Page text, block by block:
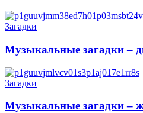
Загадки
Музыкальные загадки –
Загадки
Музыкальные загадки –